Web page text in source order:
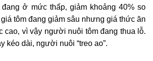
đang ở mức thấp, giảm khoảng 40% so
tôm đang giảm sâu nhưng giá thức ăn
cao, vì vậy người nuôi tôm đang thua lỗ.
kéo dài, người nuôi “treo ao”.